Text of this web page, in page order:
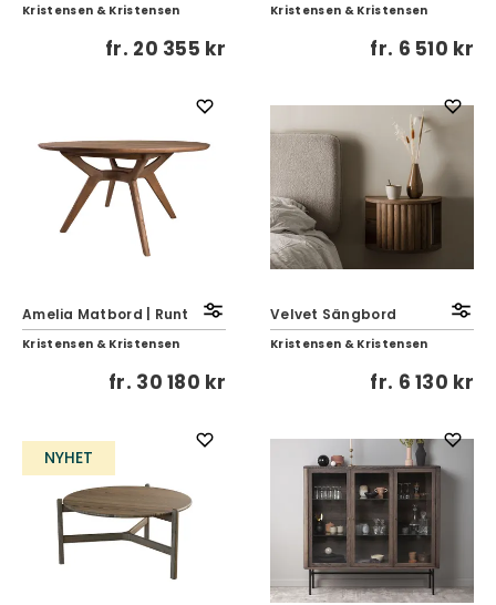
Kristensen & Kristensen
fr. 20 355 kr
Kristensen & Kristensen
fr. 6 510 kr
Amelia Matbord | Runt
Kristensen & Kristensen
fr. 30 180 kr
Velvet Sängbord
Kristensen & Kristensen
fr. 6 130 kr
NYHET